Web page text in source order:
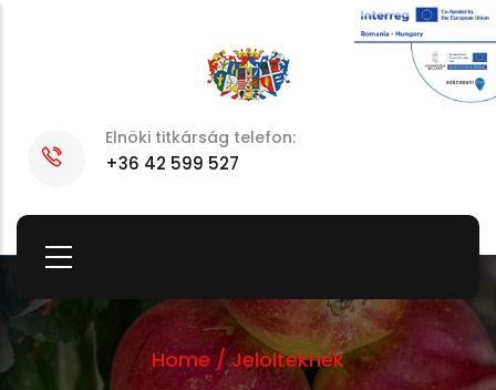
Elnöki titkárság telefon:
+36 42 599 527
Home / Jelölteknek